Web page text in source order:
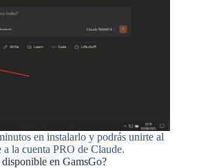
en instalarlo y podrás unirte al
a la cuenta PRO de Claude.
en GamsGo?